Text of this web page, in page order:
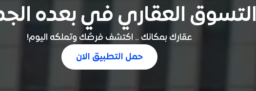
التسوق العقاري في بعده
عقارك بمكانك .. اكتشف فرصُك وتملكه اليوم!
حمل التطبيق الان